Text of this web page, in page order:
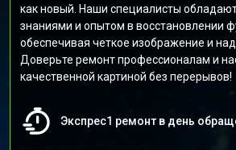
как новый. Наши специалисты
знаниями и опытом в восстановлении
обеспечивая четкое изображение и
Доверьте ремонт профессионалам и
качественной картиной без перерывов!
Экспрес1 ремонт в день